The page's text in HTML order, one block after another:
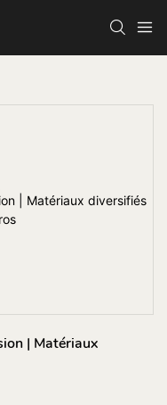
| Matériaux